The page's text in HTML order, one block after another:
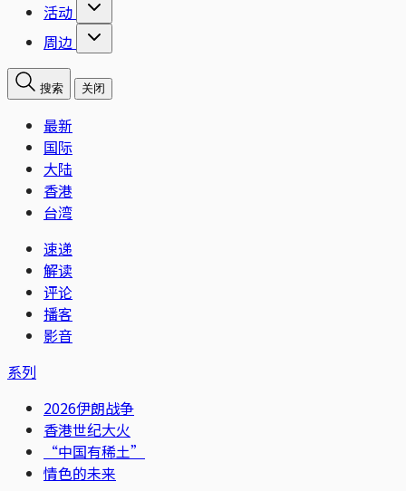
活动
周边
搜索 关闭
最新
国际
大陆
香港
台湾
速递
解读
评论
播客
影音
系列
2026伊朗战争
香港世纪大火
“中国有稀土”
情色的未来